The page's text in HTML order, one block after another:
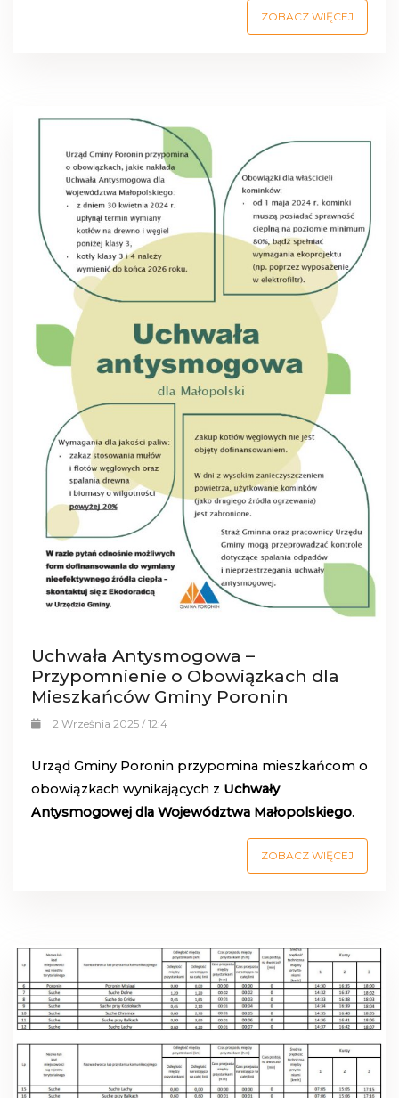
ZOBACZ WIĘCEJ
Uchwała Antysmogowa –
Przypomnienie o Obowiązkach dla
Mieszkańców Gminy Poronin
2 Września 2025 / 12:4
Urząd Gminy Poronin przypomina mieszkańcom o
obowiązkach wynikających z Uchwały
Antysmogowej dla Województwa Małopolskiego.
ZOBACZ WIĘCEJ